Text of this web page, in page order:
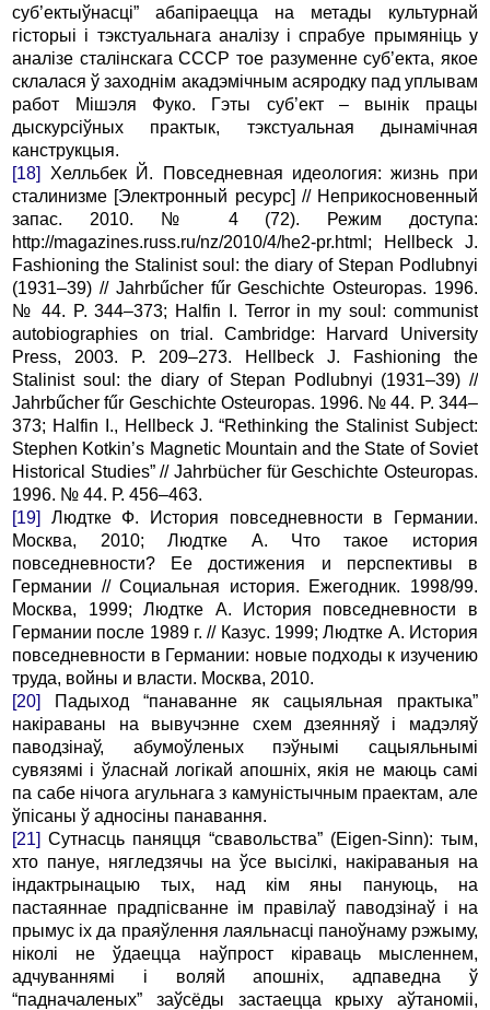
суб’ектыўнасці” абапіраецца на метады культурнай
гісторыі і тэкстуальнага аналізу і спрабуе прымяніць у
аналізе сталінскага СССР тое разуменне суб’екта, якое
склалася ў заходнім акадэмічным асяродку пад уплывам
работ Мішэля Фуко. Гэты суб’ект – вынік працы
дыскурсіўных практык, тэкстуальная дынамічная
канструкцыя.
[18]
Хелльбек Й. Повседневная идеология: жизнь при
сталинизме [Электронный ресурс] // Неприкосновенный
запас. 2010. № 4 (72). Режим доступа:
http://magazines.russ.ru/nz/2010/4/he2-pr.html; Hellbeck J.
Fashioning the Stalinist soul: the diary of Stepan Podlubnyi
(1931–39) // Jahrbűcher fűr Geschichte Osteuropas. 1996.
№ 44. P. 344–373; Halfin I. Terror in my soul: communist
autobiographies on trial. Cambridge: Harvard University
Press, 2003. P. 209–273. Hellbeck J. Fashioning the
Stalinist soul: the diary of Stepan Podlubnyi (1931–39) //
Jahrbűcher fűr Geschichte Osteuropas. 1996. № 44. P. 344–
373; Halfin I., Hellbeck J. “Rethinking the Stalinist Subject:
Stephen Kotkin’s Magnetic Mountain and the State of Soviet
Historical Studies” // Jahrbücher für Geschichte Osteuropas.
1996. № 44. Р. 456–463.
[19]
Людтке Ф. История повседневности в Германии.
Москва, 2010; Людтке А. Что такое история
повседневности? Ее достижения и перспективы в
Германии // Социальная история. Ежегодник. 1998/99.
Москва, 1999; Людтке А. История повседневности в
Германии после 1989 г. // Казус. 1999; Людтке А. История
повседневности в Германии: новые подходы к изучению
труда, войны и власти. Москва, 2010.
[20]
Падыход “панаванне як сацыяльная практыка”
накіраваны на вывучэнне схем дзеянняў і мадэляў
паводзінаў, абумоўленых пэўнымі сацыяльнымі
сувязямі і ўласнай логікай апошніх, якія не маюць самі
па сабе нічога агульнага з камуністычным праектам, але
ўпісаны ў адносіны панавання.
[21] Сутнасць паняцця “свавольства” (Eigen-Sinn): тым,
хто пануе, нягледзячы на ўсе высілкі, накіраваныя на
індактрынацыю тых, над кім яны пануюць, на
пастаяннае прадпісванне ім правілаў паводзінаў і на
прымус іх да праяўлення лаяльнасці паноўнаму рэжыму,
ніколі не ўдаецца наўпрост кіраваць мысленнем,
адчуваннямі і воляй апошніх, адпаведна ў
“падначаленых” заўсёды застаецца крыху аўтаноміі,